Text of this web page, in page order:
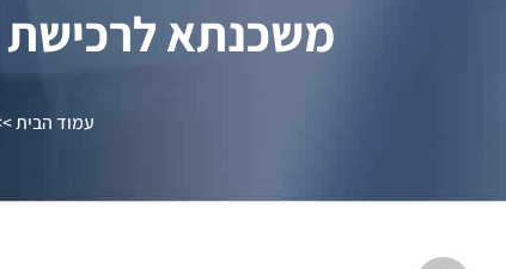
משכנתא לרכישת
עמוד הבית